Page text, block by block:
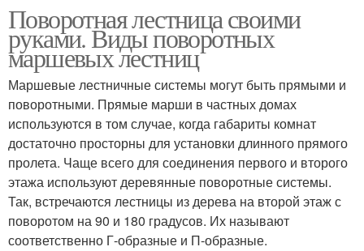
Поворотная лестница своими
руками. Виды поворотных
маршевых лестниц
Маршевые лестничные системы могут быть прямыми и
поворотными. Прямые марши в частных домах
используются в том случае, когда габариты комнат
достаточно просторны для установки длинного прямого
пролета. Чаще всего для соединения первого и второго
этажа используют деревянные поворотные системы.
Так, встречаются лестницы из дерева на второй этаж с
поворотом на 90 и 180 градусов. Их называют
соответственно Г-образные и П-образные.